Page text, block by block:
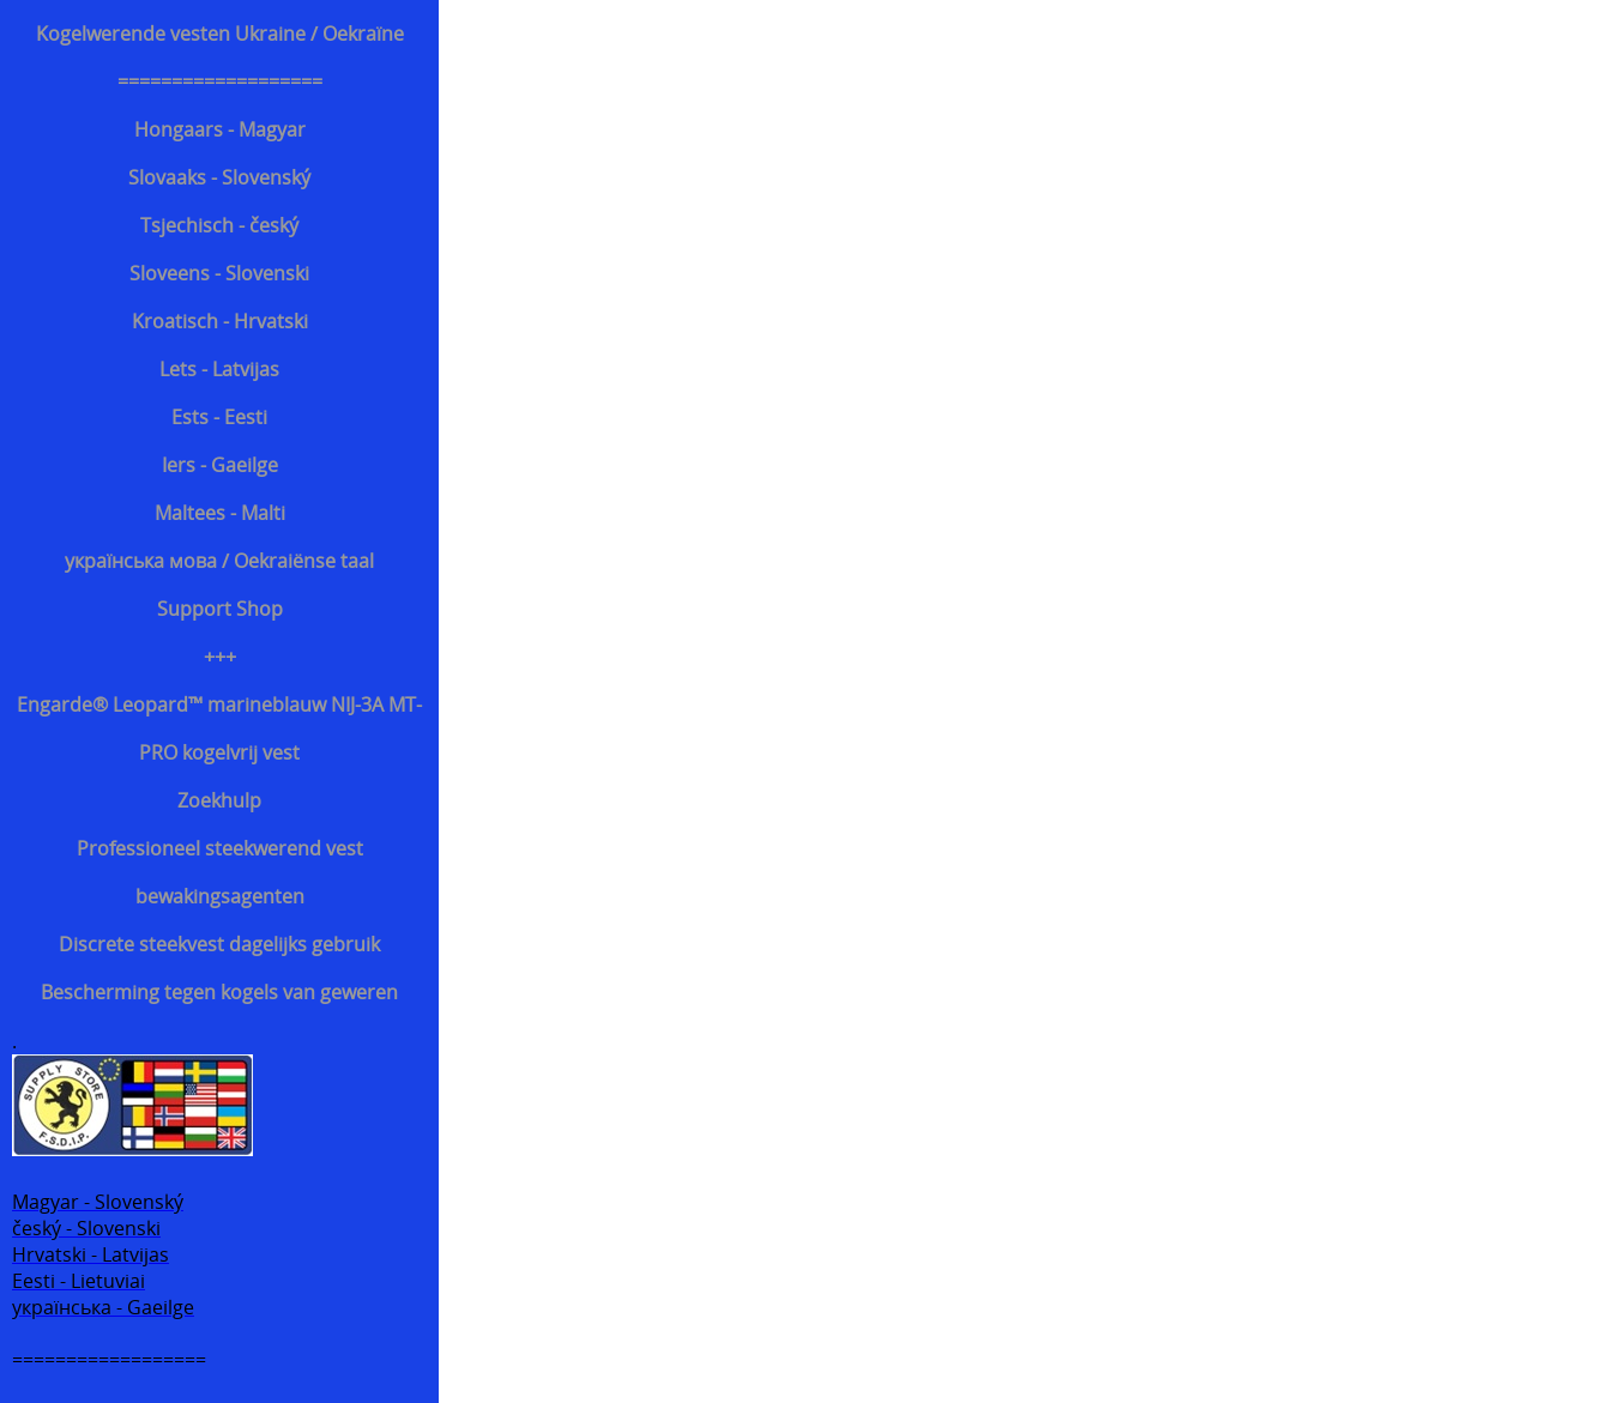
Kogelwerende vesten Ukraine / Oekraïne
===================
Hongaars - Magyar
Slovaaks - Slovenský
Tsjechisch - český
Sloveens - Slovenski
Kroatisch - Hrvatski
Lets - Latvijas
Ests - Eesti
Iers - Gaeilge
Maltees - Malti
українська мова / Oekraiënse taal
Support Shop
+++
Engarde® Leopard™ marineblauw NIJ-3A MT-
PRO kogelvrij vest
Zoekhulp
Professioneel steekwerend vest
bewakingsagenten
Discrete steekvest dagelijks gebruik
Bescherming tegen kogels van geweren
.
Magyar - Slovenský
český - Slovenski
Hrvatski - Latvijas
Eesti - Lietuviai
українська - Gaeilge
==================